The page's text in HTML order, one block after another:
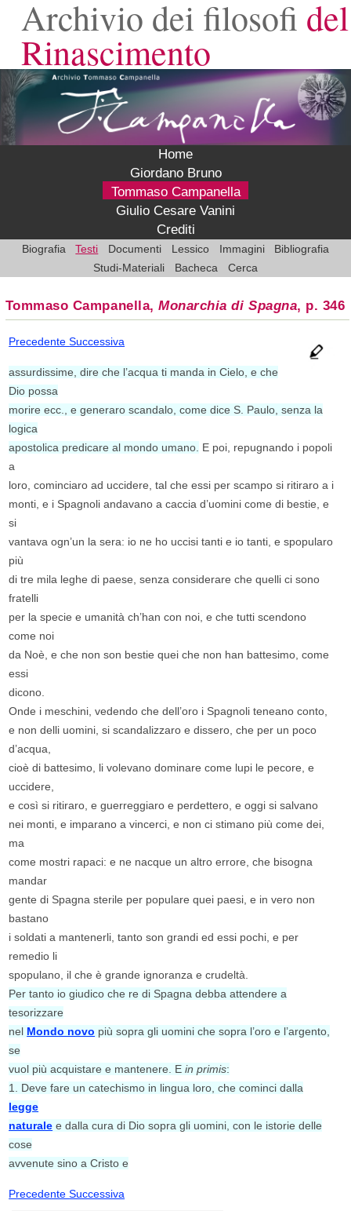
Archivio dei filosofi del
Rinascimento
Home
Giordano Bruno
Tommaso Campanella
Giulio Cesare Vanini
Crediti
Biografia Testi Documenti Lessico Immagini
Bibliografia
Studi-Materiali
Bacheca Cerca
Tommaso Campanella,Monarchia di Spagna, p. 346
PrecedenteSuccessiva
assurdissime, dire che l’acqua ti manda in Cielo, e che
Dio possa
morire ecc., e generaro scandalo, come dice S. Paulo, senza la
logica
apostolica predicare al mondo umano. E poi, repugnando i popoli
a
loro, cominciaro ad uccidere, tal che essi per scampo si ritiraro a i
monti, e i Spagnoli andavano a caccia d’uomini come di bestie, e
si
vantava ogn’un la sera: io ne ho uccisi tanti e io tanti, e spopularo
più
di tre mila leghe di paese, senza considerare che quelli ci sono
fratelli
per la specie e umanità ch’han con noi, e che tutti scendono
come noi
da Noè, e che non son bestie quei che non han battesimo, come
essi
dicono.
Onde i meschini, vedendo che dell’oro i Spagnoli teneano conto,
e non delli uomini, si scandalizzaro e dissero, che per un poco
d’acqua,
cioè di battesimo, li volevano dominare come lupi le pecore, e
uccidere,
e così si ritiraro, e guerreggiaro e perdettero, e oggi si salvano
nei monti, e imparano a vincerci, e non ci stimano più come dei,
ma
come mostri rapaci: e ne nacque un altro errore, che bisogna
mandar
gente di Spagna sterile per populare quei paesi, e in vero non
bastano
i soldati a mantenerli, tanto son grandi ed essi pochi, e per
remedio li
spopulano, il che è grande ignoranza e crudeltà.
Per tanto io giudico che re di Spagna debba attendere a
tesorizzare
nel Mondo novo più sopra gli uomini che sopra l’oro e l’argento,
se
vuol più acquistare e mantenere. Ein primis:
1. Deve fare un catechismo in lingua loro, che cominci dalla
legge
naturale e dalla cura di Dio sopra gli uomini, con le istorie delle
cose
avvenute sino a Cristo e
PrecedenteSuccessiva